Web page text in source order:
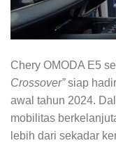
Chery OMODA E5
Crossover”siap
awal tahun 2024.
mobilitas
lebih dari sekadar